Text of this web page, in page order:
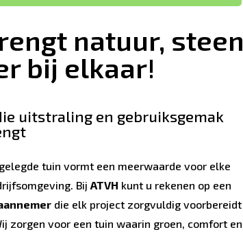
natuur, steen
bij elkaar!
uitstraling en gebruiksgemak
tuin vormt een meerwaarde voor elke
BijATVH kunt u rekenen op een
die elk project zorgvuldig voorbereidt
zorgen voor een tuin waarin groen, comfort en